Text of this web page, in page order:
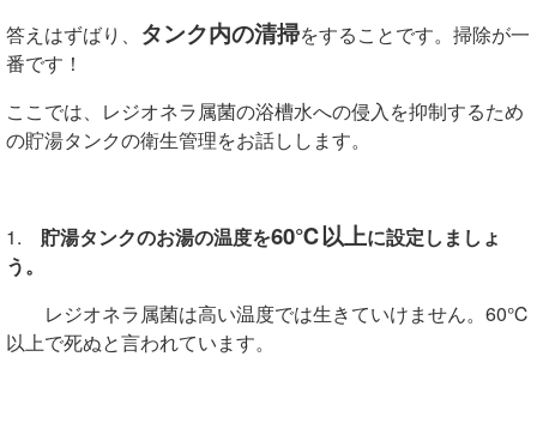
答えはずばり、 タンク内の清掃をすることです。掃除が一
番です！
ここでは、レジオネラ属菌の浴槽水への侵入を抑制するため
の貯湯タンクの衛生管理をお話しします。
1. 貯湯タンクのお湯の温度を60℃以上に設定しましょ
う。
レジオネラ属菌は高い温度では生きていけません。60℃
以上で死ぬと言われています。